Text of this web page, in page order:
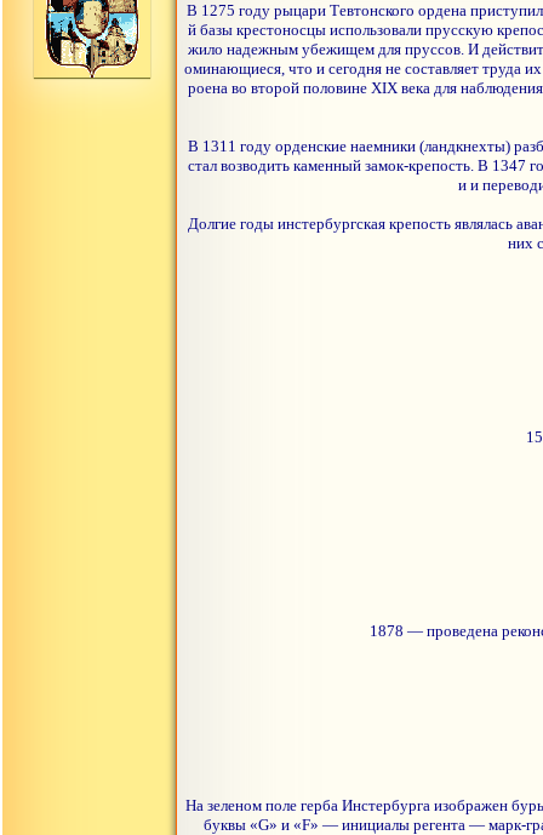
В 1275 году рыцари Тевтонского ордена
й базы крестоносцы использовали прусскую
жило надежным убежищем для пруссов. И
оминающиеся, что и сегодня не составляет труда
роена во второй половине XIX века для
В 1311 году орденские наемники (ландкнехты)
стал возводить каменный замок-крепость. В 1347
и и
Долгие годы инстербургская крепость являлась
них
1878 — проведена
На зеленом поле герба Инстербурга изображен
буквы «G» и «F» — инициалы регента — марк-